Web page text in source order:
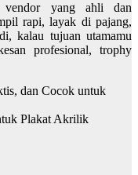
vendor yang ahli dan
rapi, layak di pajang,
kalau tujuan utamamu
profesional, trophy
dan Cocok untuk
Plakat Akrilik